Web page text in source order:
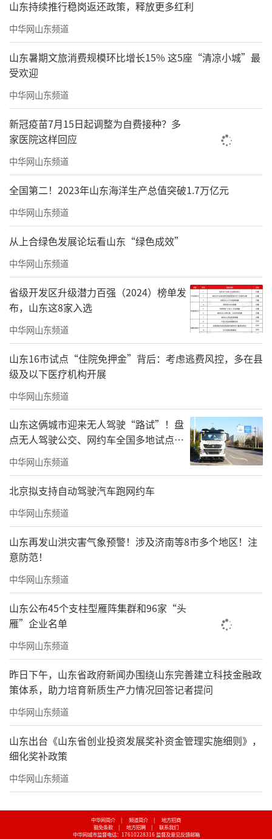
品中最核心、最需精心把握的创作环节，更是
画面构图与艺术表达的关键所在。大量的画面
留白，既留给读者广阔的想象天地，也让画面
意境更为悠远深邃，以极简笔墨承载万千情
感，于无声处传递力量。
在描绘杨靖宇与铁血少年队从辉南撤退的
经典场景时，我反复设计、推翻了无数构图方
案，最终决意舍弃人物群像，落笔描绘一片空
寂辽阔的冰雪天地：空荡荡的村庄寂静无声，
战士们已然远去，只剩漫天风雪笼罩四野，唯
有画面上角悬着一盏灯笼，晕开一抹温暖的年
节红，在寒风中轻轻摇曳。那一抹红，是黑暗
与风雪里的微光，为远行的战士指引前路；那
一抹红，是故土的牵挂与期盼，祈愿英雄们冲
破艰险、早日归乡。以留白写离别，以暖色寄
希望，于空寂之中藏尽深情与悲壮，这便是我
想通过画面，传递给观者的全部心意。
在深入研读杨靖宇与铁血少年团的历史资
料、梳理队伍缘起与战斗历程后，我逐字逐句
在文字深处捕捉画面灵感，精心设计了翻山、
涉水、踏雪三组核心画面。翻山一幕，我以剪
影形式塑造杨靖宇高大伟岸的身躯，引领着孩
子们在群山间前行，众人相互搀扶、紧紧相
路与未知前路，凝聚成坚不可摧的力量。涉水
场景，我刻画杨靖宇策马立于河岸，少年们紧
随身旁，有的牵马、有的踏水，满怀革命豪
情，伴着流水声响与战马嘶鸣，浩浩荡荡横渡
特色，查阅大量资料，将将军与孩子们转战风
山东持续推行稳岗返还政策，释放更多红利
中华网山东频道
山东暑期文旅消费规模环比增长15% 这5座“清凉小城”最
受欢迎
中华网山东频道
新冠疫苗7月15日起调整为自费接种？多
家医院这样回应
中华网山东频道
全国第二！2023年山东海洋生产总值突破1.7万亿元
中华网山东频道
从上合绿色发展论坛看山东“绿色成效”
中华网山东频道
省级开发区升级潜力百强（2024）榜单发
布，山东这8家入选
中华网山东频道
山东16市试点“住院免押金”背后：考虑逃费风控，多在县
级及以下医疗机构开展
中华网山东频道
山东这俩城市迎来无人驾驶“路试”！盘
点无人驾驶公交、网约车全国多地试点之
路
中华网山东频道
北京拟支持自动驾驶汽车跑网约车
中华网山东频道
山东再发山洪灾害气象预警！涉及济南等8市多个地区！注
意防范！
中华网山东频道
山东公布45个支柱型雁阵集群和96家“头
雁”企业名单
中华网山东频道
昨日下午，山东省政府新闻办围绕山东完善建立科技金融政
策体系，助力培育新质生产力情况回答记者提问
中华网山东频道
山东出台《山东省创业投资发展奖补资金管理实施细则》，
细化奖补政策
中华网山东频道
中华网简介 | 频道简介 |
地方招商
豁免条款
| 地方招聘 |
联系我们
中华网城市监督电话：17610228316 监督及意见反馈邮箱